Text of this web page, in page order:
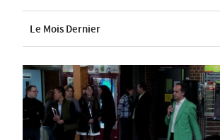
Le Mois Dernier